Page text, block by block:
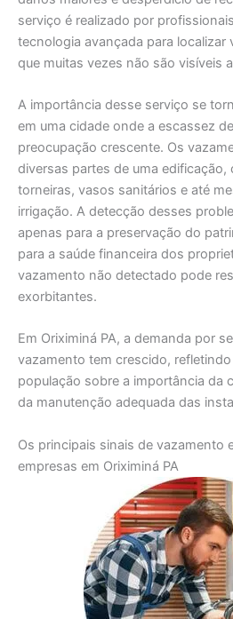
serviço é realizado por
tecnologia avançada para localizar
que muitas vezes não são visíveis
A importância desse serviço se
em uma cidade onde a escassez
preocupação crescente. Os
diversas partes de uma edificação,
torneiras, vasos sanitários e até
irrigação. A detecção desses
apenas para a preservação do
para a saúde financeira dos
vazamento não detectado pode
exorbitantes.
Em Oriximiná PA, a demanda por
vazamento tem crescido,
população sobre a importância da
da manutenção adequada das
Os principais sinais de vazamento
empresas em Oriximiná PA